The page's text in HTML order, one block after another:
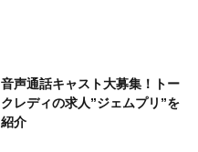
音声通話キャスト大募集！トー
クレディの求人”ジェムプリ”を
紹介